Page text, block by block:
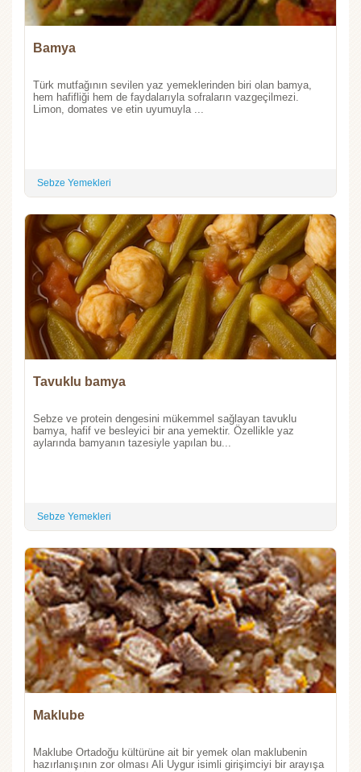
Bamya
Türk mutfağının sevilen yaz yemeklerinden biri olan bamya,
hem hafifliği hem de faydalarıyla sofraların vazgeçilmezi.
Limon, domates ve etin uyumuyla ...
Sebze Yemekleri
Tavuklu bamya
Sebze ve protein dengesini mükemmel sağlayan tavuklu
bamya, hafif ve besleyici bir ana yemektir. Özellikle yaz
aylarında bamyanın tazesiyle yapılan bu...
Sebze Yemekleri
Maklube
Maklube Ortadoğu kültürüne ait bir yemek olan maklubenin
hazırlanışının zor olması Ali Uygur isimli girişimciyi bir arayışa